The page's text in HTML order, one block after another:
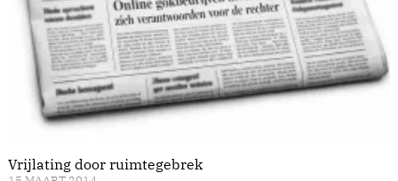
Vrijlating door ruimtegebrek